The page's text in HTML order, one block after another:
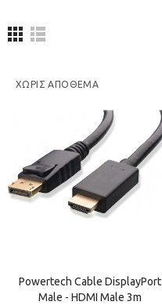
ΧΩΡΊΣ ΑΠΌΘΕΜΑ
Powertech Cable DisplayPort
Male - HDMI Male 3m